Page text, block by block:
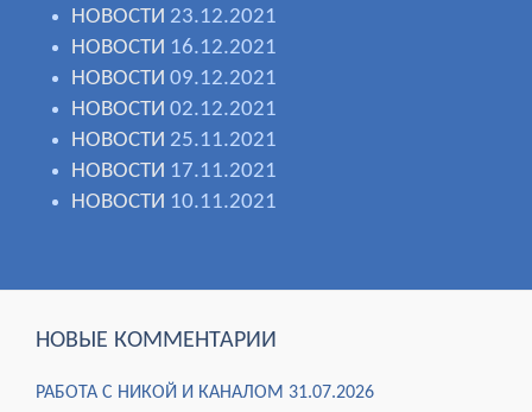
НОВОСТИ 23.12.2021
НОВОСТИ 16.12.2021
НОВОСТИ 09.12.2021
НОВОСТИ 02.12.2021
НОВОСТИ 25.11.2021
НОВОСТИ 17.11.2021
НОВОСТИ 10.11.2021
НОВЫЕ КОММЕНТАРИИ
РАБОТА С НИКОЙ И КАНАЛОМ 31.07.2026